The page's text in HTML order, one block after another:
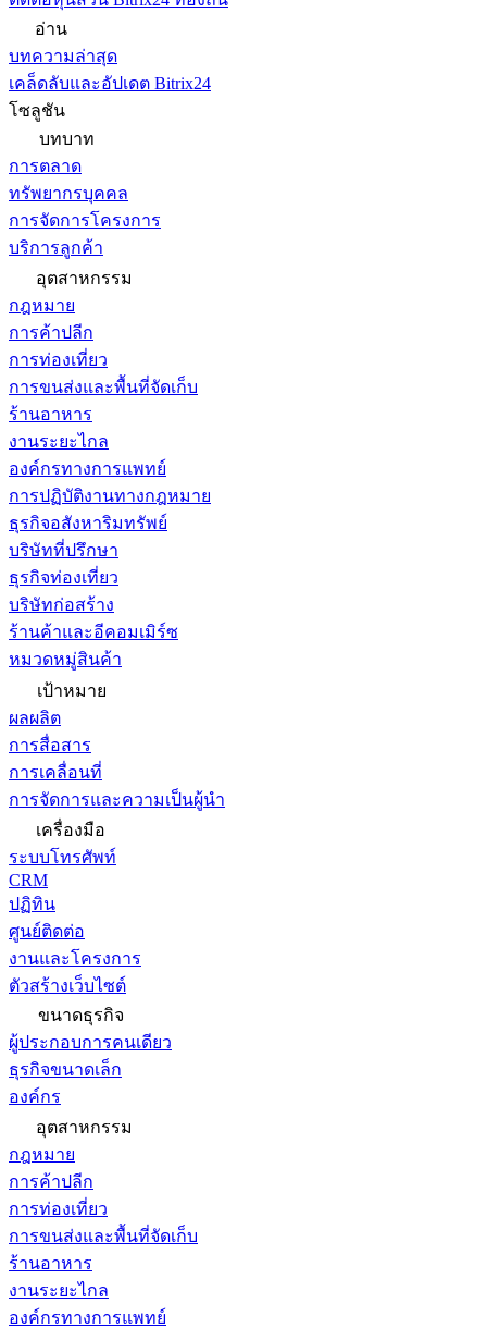
อ่าน
บทความล่าสุด
เคล็ดลับและอัปเดต Bitrix24
โซลูชัน
บทบาท
การตลาด
ทรัพยากรบุคคล
การจัดการโครงการ
บริการลูกค้า
อุตสาหกรรม
กฎหมาย
การค้าปลีก
การท่องเที่ยว
การขนส่งและพื้นที่จัดเก็บ
ร้านอาหาร
งานระยะไกล
องค์กรทางการแพทย์
การปฏิบัติงานทางกฎหมาย
ธุรกิจอสังหาริมทรัพย์
บริษัทที่ปรึกษา
ธุรกิจท่องเที่ยว
บริษัทก่อสร้าง
ร้านค้าและอีคอมเมิร์ซ
หมวดหมู่สินค้า
เป้าหมาย
ผลผลิต
การสื่อสาร
การเคลื่อนที่
การจัดการและความเป็นผู้นำ
เครื่องมือ
ระบบโทรศัพท์
CRM
ปฏิทิน
ศูนย์ติดต่อ
งานและโครงการ
ตัวสร้างเว็บไซต์
ขนาดธุรกิจ
ผู้ประกอบการคนเดียว
ธุรกิจขนาดเล็ก
องค์กร
อุตสาหกรรม
กฎหมาย
การค้าปลีก
การท่องเที่ยว
การขนส่งและพื้นที่จัดเก็บ
ร้านอาหาร
งานระยะไกล
องค์กรทางการแพทย์